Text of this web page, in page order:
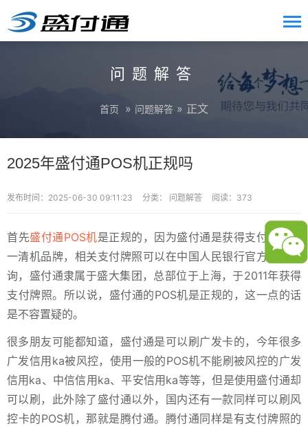
问题解答
首页 » 问题解答 » 正文
2025年盛付通POS机正规吗
发布时间：2025-06-30 09:11:23 分类： 问题解答 阅读：373
首先盛付通POS机是正规的，因为盛付通是获得支付牌照的
一清机品牌，相关支付牌照可以在中国人民银行官方网站查
询，盛付通隶属于盛大集团，总部位于上海，于2011年获得
支付牌照。所以说，盛付通的POS机是正规的，这一点的话
是不容置疑的。
很多朋友可能都知道，盛付通是可以刷广发卡的，今年很多
广发信用ka被风控，使用一般的POS机不能刷被风控的广发
信用ka、中信信用ka、平安信用ka等等，但是使用盛付通却
可以刷，此外除了盛付通以外，国内还有一款同样可以刷风
控卡的POS机，那就是腾付通。腾付通同样是有支付牌照的